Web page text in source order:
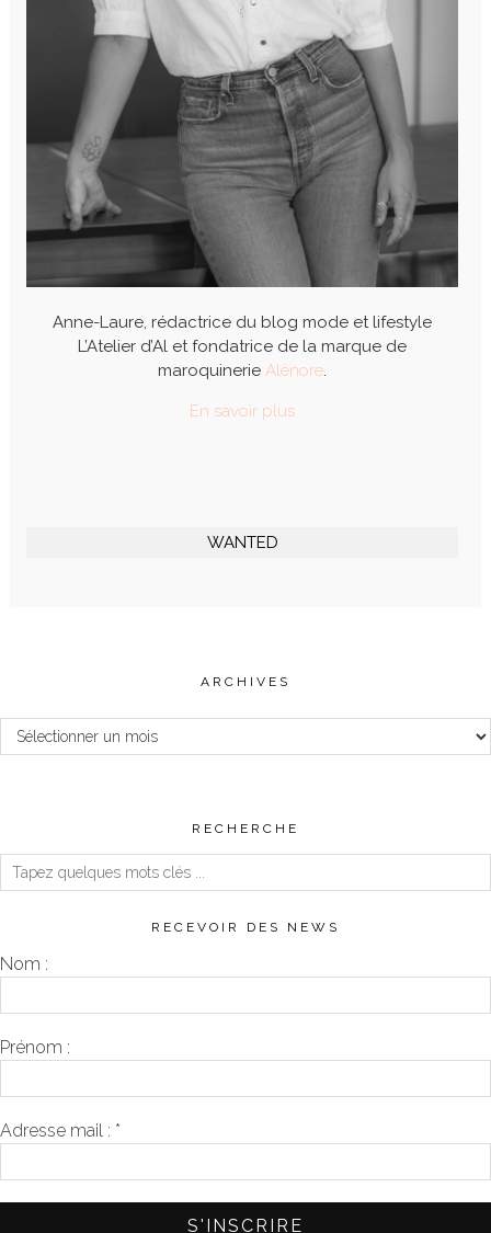
Anne-Laure, rédactrice du blog mode et lifestyle
L’Atelier d’Al et fondatrice de la marque de
maroquinerie Alénore.
En savoir plus
WANTED
ARCHIVES
Archives
RECHERCHE
RECEVOIR DES NEWS
Nom :
Prénom :
Adresse mail : *